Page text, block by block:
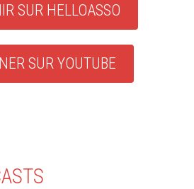
SUR HELLOASSO
SUR YOUTUBE